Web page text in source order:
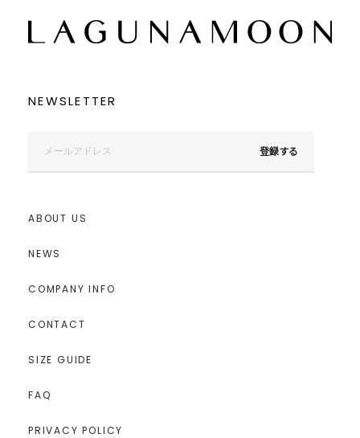
NEWSLETTER
登録する
ABOUT US
NEWS
COMPANY INFO
CONTACT
SIZE GUIDE
FAQ
PRIVACY POLICY